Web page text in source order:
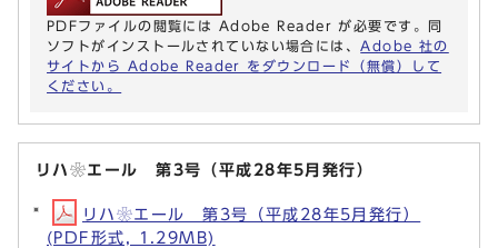
PDFファイルの閲覧には Adobe Reader が必要です。同
ソフトがインストールされていない場合には、 Adobe 社の
サイトから Adobe Reader をダウンロード（無償）して
ください。
リハ❀エール 第3号（平成28年5月発行）
リハ❀エール 第3号（平成28年5月発行）
(PDF形式, 1.29MB)